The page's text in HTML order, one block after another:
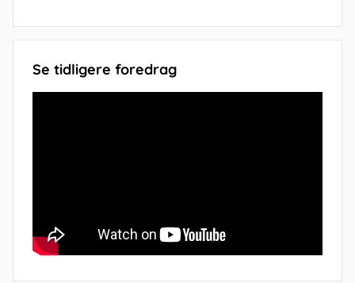
Se tidligere foredrag